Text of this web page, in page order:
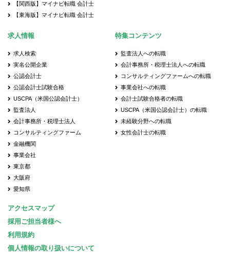
【関西版】マイナビ転職 会計士
【東海版】マイナビ転職 会計士
求人情報
求人検索
実名公開企業
公認会計士
公認会計士試験合格
USCPA（米国公認会計士）
監査法人
会計事務所・税理士法人
コンサルティングファーム
金融機関
事業会社
東京都
大阪府
愛知県
特集コンテンツ
監査法人への転職
会計事務所・税理士法人への転職
コンサルティングファームへの転職
事業会社への転職
会計士試験合格者の転職
USCPA（米国公認会計士）の転職
未経験分野への転職
女性会計士の転職
アクセスマップ
採用ご担当者様へ
利用規約
個人情報の取り扱いについて